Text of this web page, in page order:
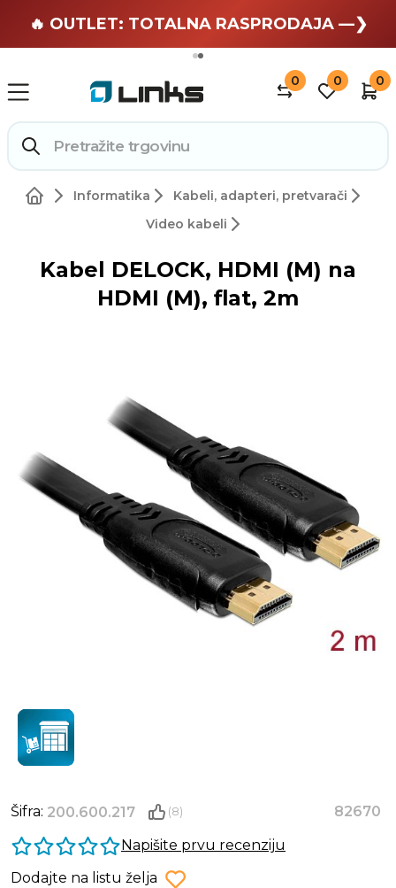
🏄 Zaslužuješ odmor —❯
🔥 OUTLET: TOTALNA RASPRODAJA —❯
0 0 0
Informatika
Kabeli, adapteri, pretvarači
Video kabeli
Kabel DELOCK, HDMI (M) na
HDMI (M), flat, 2m
Šifra: 200.600.217 (8)
82670
Napišite prvu recenziju
Dodajte na listu želja